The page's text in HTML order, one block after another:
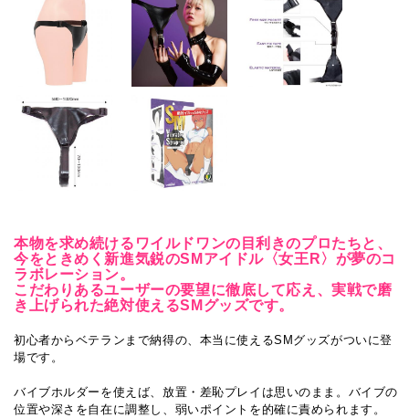
本物を求め続けるワイルドワンの目利きのプロたちと、
今をときめく新進気鋭のSMアイドル〈女王R〉が夢のコ
ラボレーション。
こだわりあるユーザーの要望に徹底して応え、実戦で磨
き上げられた絶対使えるSMグッズです。
初心者からベテランまで納得の、本当に使えるSMグッズがついに登
場です。
バイブホルダーを使えば、放置・差恥プレイは思いのまま。バイブの
位置や深さを自在に調整し、弱いポイントを的確に責められます。